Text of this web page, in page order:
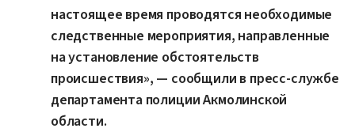
настоящее время проводятся необходимые
следственные мероприятия, направленные
на установление обстоятельств
происшествия», — сообщили в пресс-службе
департамента полиции Акмолинской
области.